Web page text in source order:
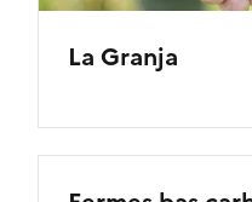
La Granja